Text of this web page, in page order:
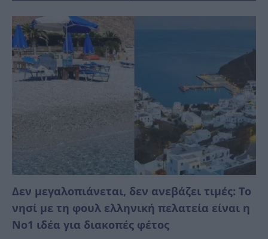
Δεν μεγαλοπιάνεται, δεν ανεβάζει τιμές: Το
νησί με τη φουλ ελληνική πελατεία είναι η
No1 ιδέα για διακοπές φέτος